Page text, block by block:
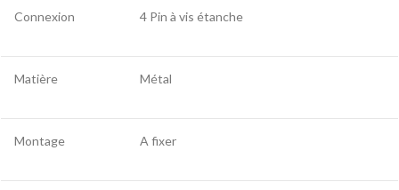
Connexion 4 Pin à vis étanche
Matière Métal
Montage A fixer